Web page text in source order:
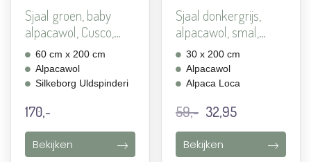
Sjaal groen, baby
alpacawol, Cusco,
60-2...
60 cm x 200 cm
Alpacawol
Silkeborg Uldspinderi
170,-
Bekijken
Sjaal donkergrijs,
alpacawol, smal,
Alpa...
30 x 200 cm
Alpacawol
Alpaca Loca
59,- Oorspronkelijke
prijs
was:
59,-.
32,95Huidige
32,95.
Bekijken